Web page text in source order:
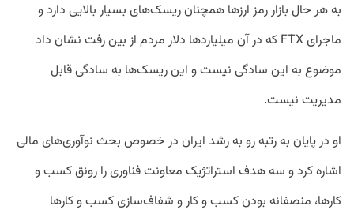
به هر حال بازار رمز ارزها همچنان ریسک‌های بسیار بالایی دارد و
ماجرای FTX که در آن میلیاردها دلار مردم از بین رفت نشان داد
موضوع به این سادگی نیست و این ریسک‌ها به سادگی قابل
مدیریت نیست.
او در پایان به رتبه رو به رشد ایران در خصوص بحث نوآوری‌‌های مالی
اشاره کرد و سه هدف استراتژیک معاونت فناوری را رونق کسب و
کارها، منصفانه بودن کسب و کار و شفاف‌سازی کسب و کارها